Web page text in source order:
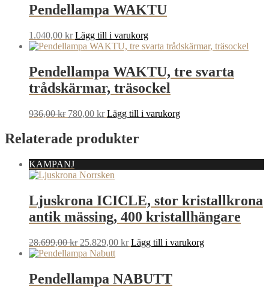
Pendellampa WAKTU
1.040,00 kr Lägg till i varukorg
Pendellampa WAKTU, tre svarta
trådskärmar, träsockel
936,00kr Det
priset
var:
780,00 krDet
priset
är:
Lägg till i varukorg
Relaterade produkter
KAMPANJ
Ljuskrona ICICLE, stor kristallkrona
antik mässing, 400 kristallhängare
28.699,00kr Det
ursprungliga
28.699,00 kr.
25.829,00 krDet
är:
25.829,00 kr.
Lägg till i varukorg
Pendellampa NABUTT